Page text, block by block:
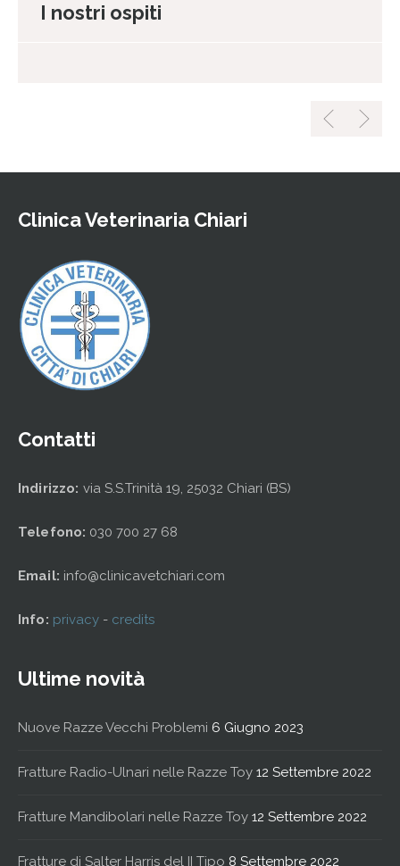
I nostri ospiti
Clinica Veterinaria Chiari
Contatti
Indirizzo: via S.S.Trinità 19, 25032 Chiari (BS)
Telefono: 030 700 27 68
Email: info@clinicavetchiari.com
Info: privacy - credits
Ultime novità
Nuove Razze Vecchi Problemi 6 Giugno 2023
Fratture Radio-Ulnari nelle Razze Toy 12 Settembre 2022
Fratture Mandibolari nelle Razze Toy 12 Settembre 2022
Fratture di Salter Harris del II Tipo 8 Settembre 2022